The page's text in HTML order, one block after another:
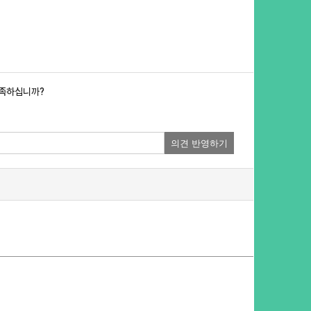
하십니까?
의견 반영하기